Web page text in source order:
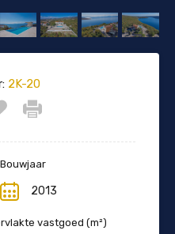
2K-20
Bouwjaar
2013
vastgoed (m²)